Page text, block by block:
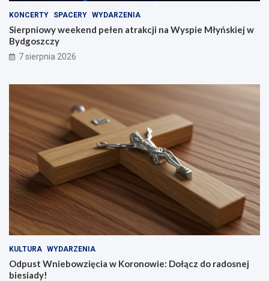
KONCERTY SPACERY WYDARZENIA
Sierpniowy weekend pełen atrakcji na Wyspie Młyńskiej w
Bydgoszczy
7 sierpnia 2026
KULTURA WYDARZENIA
Odpust Wniebowzięcia w Koronowie: Dołącz do radosnej
biesiady!